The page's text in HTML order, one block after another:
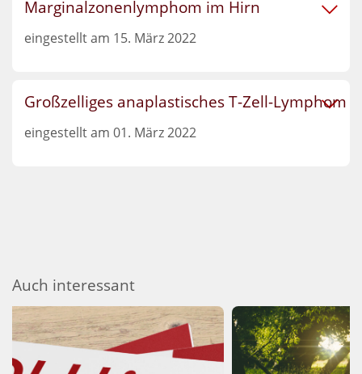
Marginalzonenlymphom im Hirn
eingestellt am 15. März 2022
Großzelliges anaplastisches T-Zell-Lymphom
eingestellt am 01. März 2022
Auch interessant